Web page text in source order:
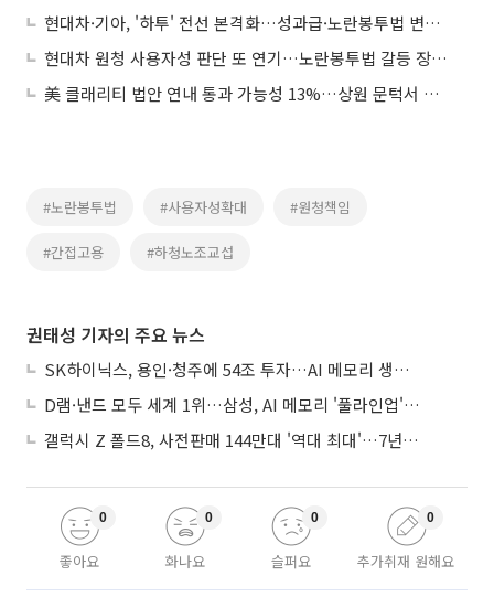
현대차·기아, '하투' 전선 본격화…성과급·노란봉투법 변수에 긴장 고조
현대차 원청 사용자성 판단 또 연기…노란봉투법 갈등 장기화 조짐
美 클래리티 법안 연내 통과 가능성 13%…상원 문턱서 제동
#노란봉투법 #사용자성확대 #원청책임
#간접고용 #하청노조교섭
권태성 기자의 주요 뉴스
SK하이닉스, 용인·청주에 54조 투자…AI 메모리 생산기지 키운다
D램·낸드 모두 세계 1위…삼성, AI 메모리 '풀라인업'으로 승부
갤럭시 Z 폴드8, 사전판매 144만대 '역대 최대'…7년만에 갤노트10 기록 넘어
좋아요
0
화나요
0
슬퍼요
0
추가취재 원해요
0